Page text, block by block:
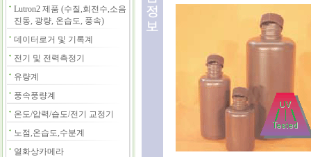
Lutron2 제품 (수질,회전수,소음
진동, 광량, 온습도, 풍속)
데이터로거 및 기록계
전기 및 전력측정기
유량계
풍속풍량계
온도/압력/습도/전기 교정기
노점,온습도,수분계
열화상카메라